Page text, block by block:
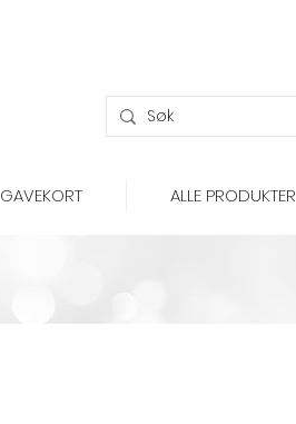
GAVEKORT ALLE PRODUKTER